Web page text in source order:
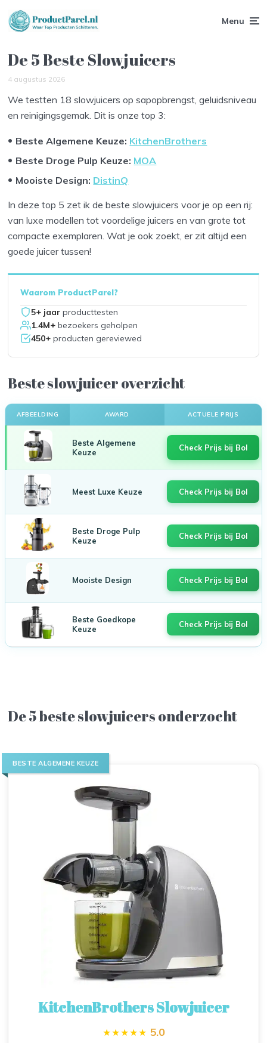
Menu
De 5 Beste Slowjuicers
4 augustus 2026
We testten 18 slowjuicers op sapopbrengst, geluidsniveau
en reinigingsgemak. Dit is onze top 3:
Beste Algemene Keuze: KitchenBrothers
Beste Droge Pulp Keuze: MOA
Mooiste Design: DistinQ
In deze top 5 zet ik de beste slowjuicers voor je op een rij:
van luxe modellen tot voordelige juicers en van grote tot
compacte exemplaren. Wat je ook zoekt, er zit altijd een
goede juicer tussen!
Waarom ProductParel?
5+ jaar producttesten
1.4M+ bezoekers geholpen
450+ producten gereviewed
Beste slowjuicer overzicht
AFBEELDING AWARD ACTUELE PRIJS
Beste Algemene
Keuze
Check Prijs bij Bol
Meest Luxe Keuze Check Prijs bij Bol
Beste Droge Pulp
Keuze
Check Prijs bij Bol
Mooiste Design Check Prijs bij Bol
Beste Goedkope
Keuze
Check Prijs bij Bol
De 5 beste slowjuicers onderzocht
BESTE ALGEMENE KEUZE
KitchenBrothers Slowjuicer
5.0